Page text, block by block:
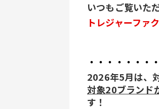
いつもご覧いた
トレジャーファ
・・・・・・・
2026年5月は、
対象20ブランド
す！